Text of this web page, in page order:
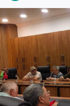
Dodurga
Eğitim
Ekonomi
Güncel
Haber